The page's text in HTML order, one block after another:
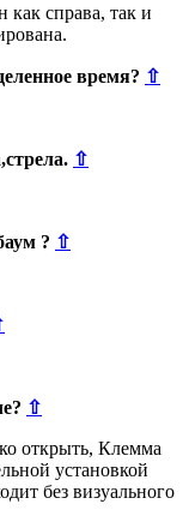
как справа, так и
время? ⇧
⇧
? ⇧
⇧
открыть, Клемма
установкой
без визуального